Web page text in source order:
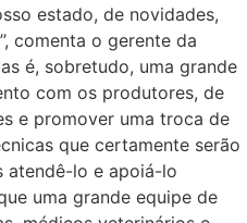
estado, de novidades,
comenta o gerente da
é, sobretudo, uma grande
com os produtores, de
e promover uma troca de
que certamente serão
atendê-lo e apoiá-lo
uma grande equipe de